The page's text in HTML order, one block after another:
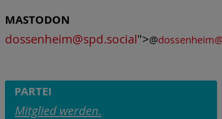
MASTODON
dossenheim@spd.social">@
PARTEI
Mitglied werden.